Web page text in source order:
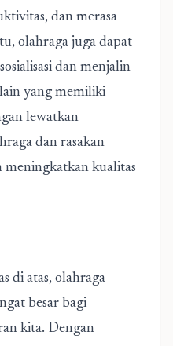
dan merasa
olahraga juga dapat
dan menjalin
yang memiliki
lewatkan
dan rasakan
meningkatkan kualitas
di atas, olahraga
besar bagi
kita. Dengan